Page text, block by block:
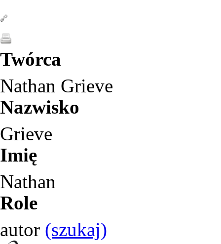
Twórca
Nathan Grieve
Nazwisko
Grieve
Imię
Nathan
Role
autor (szukaj)